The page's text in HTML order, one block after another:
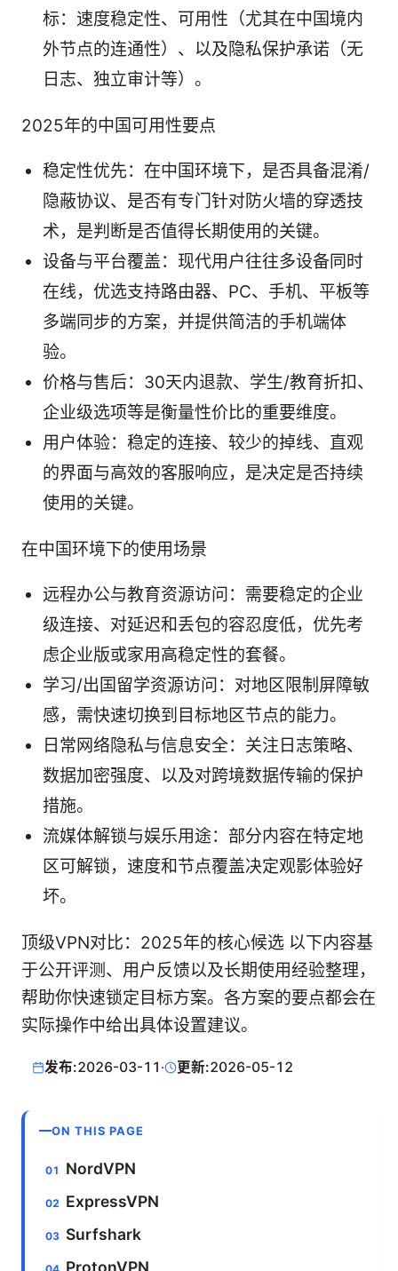
标：速度稳定性、可用性（尤其在中国境内
外节点的连通性）、以及隐私保护承诺（无
日志、独立审计等）。
2025年的中国可用性要点
稳定性优先：在中国环境下，是否具备混淆/
隐蔽协议、是否有专门针对防火墙的穿透技
术，是判断是否值得长期使用的关键。
设备与平台覆盖：现代用户往往多设备同时
在线，优选支持路由器、PC、手机、平板等
多端同步的方案，并提供简洁的手机端体
验。
价格与售后：30天内退款、学生/教育折扣、
企业级选项等是衡量性价比的重要维度。
用户体验：稳定的连接、较少的掉线、直观
的界面与高效的客服响应，是决定是否持续
使用的关键。
在中国环境下的使用场景
远程办公与教育资源访问：需要稳定的企业
级连接、对延迟和丢包的容忍度低，优先考
虑企业版或家用高稳定性的套餐。
学习/出国留学资源访问：对地区限制屏障敏
感，需快速切换到目标地区节点的能力。
日常网络隐私与信息安全：关注日志策略、
数据加密强度、以及对跨境数据传输的保护
措施。
流媒体解锁与娱乐用途：部分内容在特定地
区可解锁，速度和节点覆盖决定观影体验好
坏。
顶级VPN对比：2025年的核心候选 以下内容基
于公开评测、用户反馈以及长期使用经验整理，
帮助你快速锁定目标方案。各方案的要点都会在
实际操作中给出具体设置建议。
发布:2026-03-11 · 更新:2026-05-12
ON THIS PAGE
NordVPN
ExpressVPN
Surfshark
ProtonVPN